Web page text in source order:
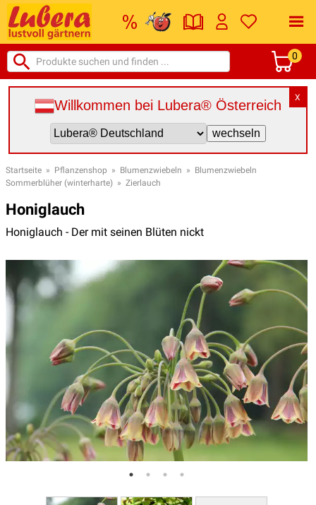
0
X
Willkommen bei Lubera® Österreich
Startseite » Pflanzenshop » Blumenzwiebeln » Blumenzwiebeln
Sommerblüher (winterharte) » Zierlauch
Honiglauch
Honiglauch - Der mit seinen Blüten nickt